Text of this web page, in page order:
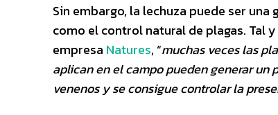
Sin embargo, la lechuza puede ser
como el control natural de plagas. Tal
empresa Natures, “muchas veces las
aplican en el campo pueden generar
venenos y se consigue controlar la